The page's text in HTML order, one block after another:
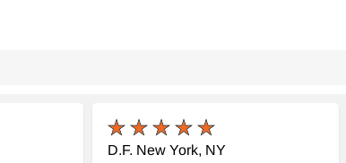
D.F. New York, NY